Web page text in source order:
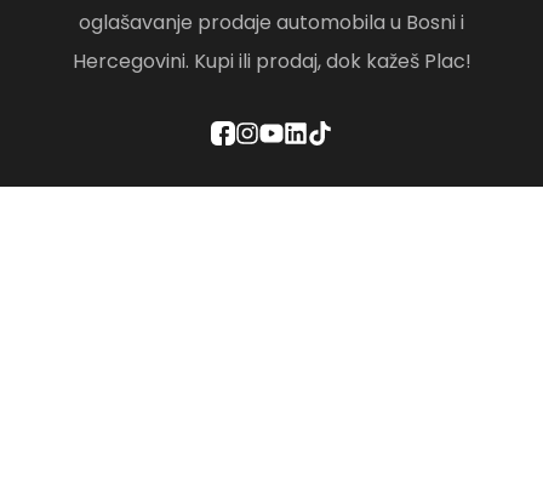
oglašavanje prodaje automobila u Bosni i
Hercegovini. Kupi ili prodaj, dok kažeš Plac!